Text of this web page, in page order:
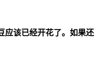
应该已经开花了。如果还